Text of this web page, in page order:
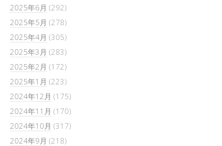
2025年6月 (292)
2025年5月 (278)
2025年4月 (305)
2025年3月 (283)
2025年2月 (172)
2025年1月 (223)
2024年12月 (175)
2024年11月 (170)
2024年10月 (317)
2024年9月 (218)